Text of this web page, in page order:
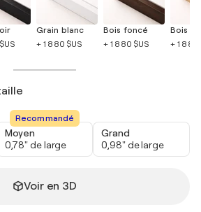
Grain blanc
+ 1 880 $US
Bois foncé
+ 1 880 $US
Bois
+ 1 880
Recommandé
Moyen
0,78" de large
Grand
0,98" de large
Voir en 3D